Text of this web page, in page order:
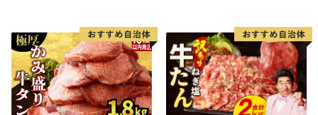
厚切り タン